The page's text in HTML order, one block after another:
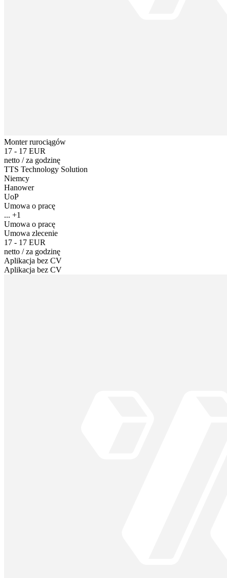
Monter rurociągów
17 - 17 EUR
netto /za godzinę
TTS Technology Solution
Niemcy
Hanower
UoP
Umowa o pracę
... +1
Umowa o pracę
Umowa zlecenie
17 - 17 EUR
netto /za godzinę
Aplikacja bez CV
Aplikacja bez CV